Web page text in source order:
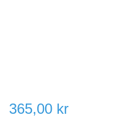
365,00 kr